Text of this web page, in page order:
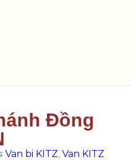
Đồng
Van bi KITZ, Van KITZ